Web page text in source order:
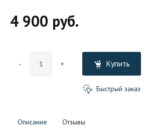
4 900 руб.
- + Купить
Быстрый заказ
Описание Отзывы